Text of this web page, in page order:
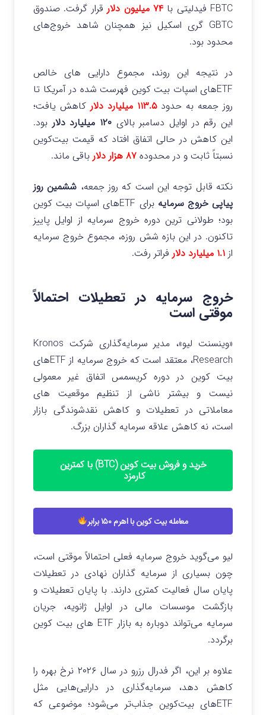
FBTC فیدلیتی با
۷۴ میلیون دلار
قرار گرفت. صندوق
GBTC گری‌ اسکیل نیز همچنان شاهد خروج‌های
محدود بود.
در نتیجه این روند، مجموع دارایی‌ های خالص
ETFهای اسپات بیت‌ کوین فهرست‌ شده در آمریکا تا
روز جمعه به حدود۱۱۳.۵ میلیارد دلار
کاهش یافت؛
این رقم در اوایل دسامبر بالای ۱۲۰ میلیارد دلار
بود.
این کاهش در حالی اتفاق افتاد که قیمت بیت‌کوین
نسبتاً ثابت و در محدوده ۸۷ هزار دلار باقی ماند.
نکته قابل توجه این است که روز جمعه، ششمین روز
پیاپی خروج سرمایه
برای ETFهای اسپات بیت‌ کوین
بود؛ طولانی‌ ترین دوره خروج سرمایه از اوایل پاییز
تاکنون. در این بازه شش‌ روزه، مجموع خروج سرمایه
از ۱.۱ میلیارد دلار فراتر رفت.
خروج سرمایه در تعطیلات احتمالاً
موقتی است
«وینسنت لیو»، مدیر سرمایه‌گذاری شرکت Kronos
Research، معتقد است که خروج سرمایه از ETFهای
بیت‌ کوین در دوره کریسمس اتفاق غیر معمولی
نیست و بیشتر ناشی از تنظیم موقعیت‌ های
معاملاتی در تعطیلات و کاهش نقدشوندگی بازار
است، نه کاهش علاقه سرمایه‌ گذاران بزرگ.
خرید و فروش بیت کوین (BTC) با کمترین
کارمزد
معامله بیت کوین با اهرم ۱۵۰ برابر
لیو می‌گوید خروج سرمایه فعلی احتمالاً موقتی است،
چون بسیاری از سرمایه‌ گذاران نهادی در تعطیلات
پایان سال فعالیت کمتری دارند. با پایان تعطیلات و
بازگشت موسسات مالی در اوایل ژانویه، جریان
سرمایه می‌تواند دوباره به بازار ETF های بیت‌ کوین
برگردد.
علاوه بر این، اگر فدرال رزرو در سال ۲۰۲۶ نرخ بهره را
کاهش دهد، سرمایه‌گذاری در دارایی‌هایی مثل
ETFهای بیت‌کوین جذاب‌تر می‌شود؛ موضوعی که